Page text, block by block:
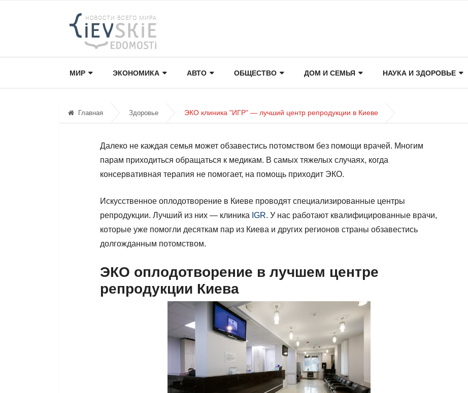
МИР ЭКОНОМИКА АВТО ОБЩЕСТВО ДОМ И СЕМЬЯ НАУКА И ЗДОРОВЬЕ
Главная Здоровье ЭКО клиника "ИГР" — лучший центр репродукции в Киеве
Далеко не каждая семья может обзавестись потомством без помощи врачей. Многим
парам приходиться обращаться к медикам. В самых тяжелых случаях, когда
консервативная терапия не помогает, на помощь приходит ЭКО.
Искусственное оплодотворение в Киеве проводят специализированные центры
репродукции. Лучший из них — клиника IGR. У нас работают квалифицированные врачи,
которые уже помогли десяткам пар из Киева и других регионов страны обзавестись
долгожданным потомством.
ЭКО оплодотворение в лучшем центре
репродукции Киева